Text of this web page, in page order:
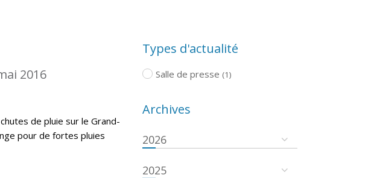
2016
de pluie sur le Grand-
pour de fortes pluies
Types d'actualité
Salle de presse (1)
Archives
2026
2025